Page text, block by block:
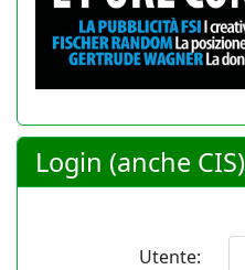
Login (anche CIS)
Utente: